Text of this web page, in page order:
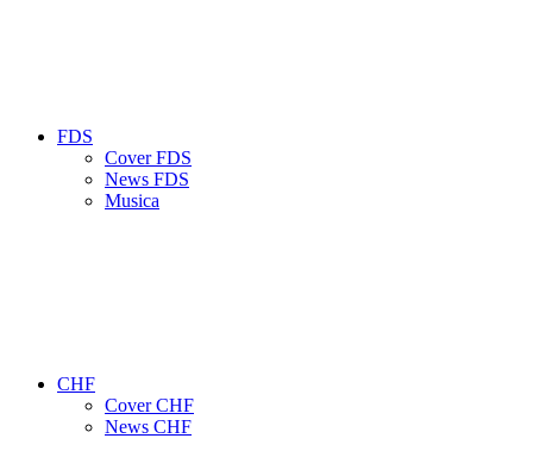
FDS
Cover FDS
News FDS
Musica
CHF
Cover CHF
News CHF